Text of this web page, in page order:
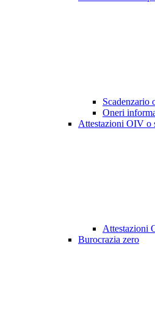
Scadenzario
Oneri
Attestazioni OIV o
Attestazioni
Burocrazia zero